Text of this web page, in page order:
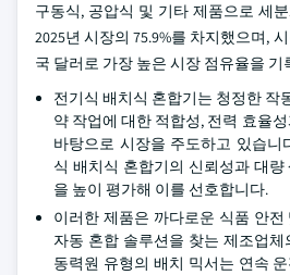
구동식, 공압식 및 기타 제품으로 세
2025년 시장의 75.9%를 차지했으며,
국 달러로 가장 높은 시장 점유율을 기
전기식 배치식 혼합기는 청정한 작
약 작업에 대한 적합성, 전력 효율
바탕으로 시장을 주도하고 있습니
식 배치식 혼합기의 신뢰성과 대
을 높이 평가해 이를 선호합니다.
이러한 제품은 까다로운 식품 안
자동 혼합 솔루션을 찾는 제조업
동력원 유형의 배치 믹서는 연속